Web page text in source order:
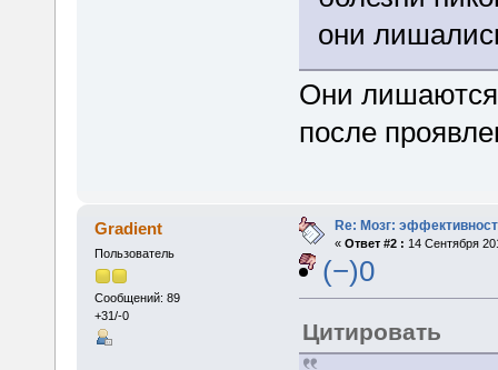
они
Они лишаются
после
Gradient
Пользователь
Сообщений: 89
+31/-0
Re: Мозг:
« Ответ #2 : 14 Сентября
(−)0
Цитировать